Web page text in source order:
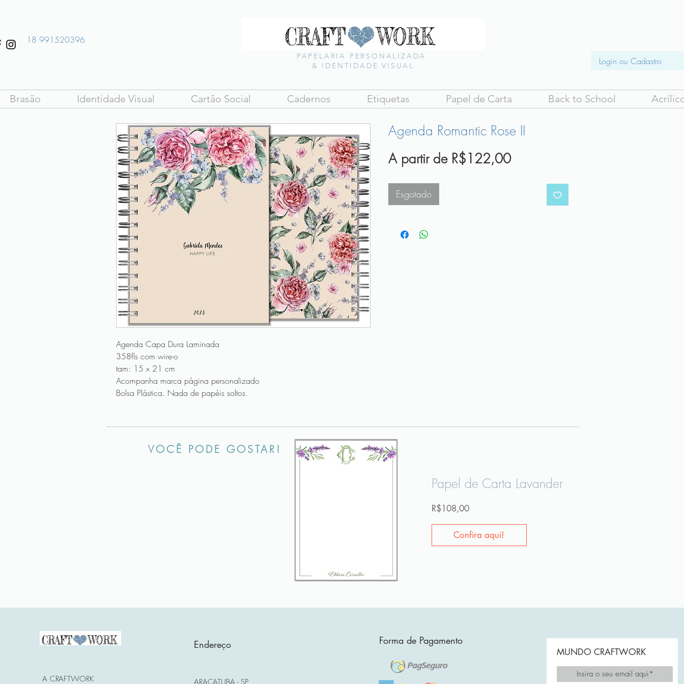
18 991520396
PAPELARIA PERSONALIZADA
& IDENTIDADE VISUAL
Login ou Cadastro
Brasão Identidade Visual Cartão Social Cadernos Etiquetas Papel de Carta Back to School
Agenda Capa Dura Laminada
358fls com wire-o
tam: 15 x 21 cm
Acompanha marca página personalizado
Bolsa Plástica. Nada de papéis soltos.
Agenda Romantic Rose II
A partir de R$122,00Preço
Esgotado
VOCÊ PODE GOSTAR!
Papel de Carta Lavander
R$108,00Preço
Confira aqui!
A CRAFTWORK
Endereço
ARAÇATUBA - SP
Forma de Pagamento
MUNDO CRAFTWORK